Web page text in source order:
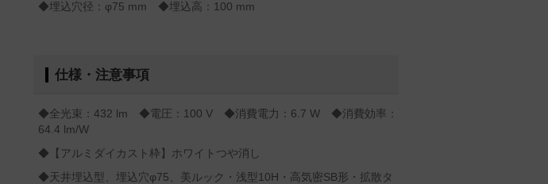
◆埋込穴径：φ75 mm ◆埋込高：100 mm
仕様・注意事項
◆全光束：432 lm ◆電圧：100 V ◆消費電力：6.7 W ◆消費効率：
64.4 lm/W
◆【アルミダイカスト枠】ホワイトつや消し
◆天井埋込型、埋込穴φ75、美ルック・浅型10H・高気密SB形・拡散タ